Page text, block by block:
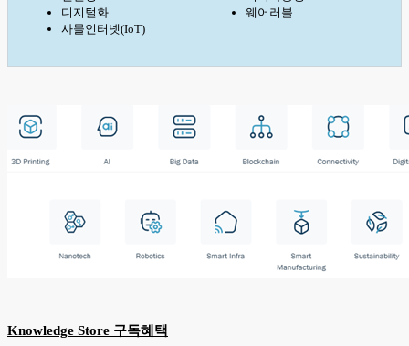
디지털화
사물인터넷(IoT)
웨어러블
Knowledge Store 구독혜택